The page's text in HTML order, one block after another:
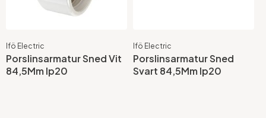
Ifö Electric
Porslinsarmatur Sned Vit
84,5Mm Ip20
Ifö Electric
Porslinsarmatur Sned
Svart 84,5Mm Ip20